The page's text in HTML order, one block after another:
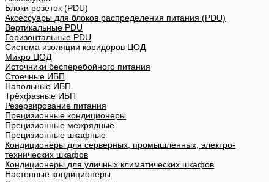
Блоки розеток (PDU)
Аксессуары для блоков распределения питания (PDU)
Вертикальные PDU
Горизонтальные PDU
Система изоляции коридоров ЦОД
Микро ЦОД
Источники бесперебойного питания
Стоечные ИБП
Напольные ИБП
Трёхфазные ИБП
Резервирование питания
Прецизионные кондиционеры
Прецизионные межрядные
Прецизионные шкафные
Кондиционеры для серверных, промышленных, электро-
технических шкафов
Кондиционеры для уличных климатических шкафов
Настенные кондиционеры